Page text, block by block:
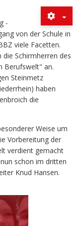
-
von der Schule in
viele Facetten.
die Schirmherren des
Berufswelt" an.
Steinmetz
haben
die
Weise um
Vorbereitung der
verdient gemacht
schon im dritten
Knud Hansen.